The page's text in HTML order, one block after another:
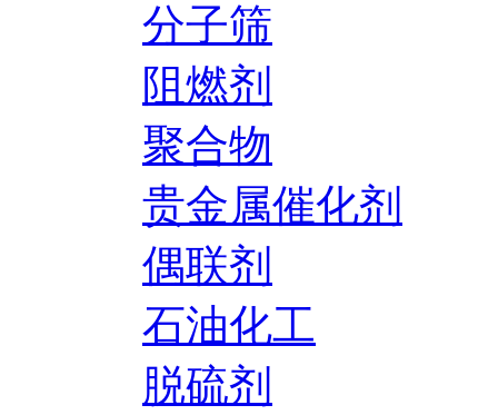
分子筛
阻燃剂
聚合物
贵金属催化剂
偶联剂
石油化工
脱硫剂